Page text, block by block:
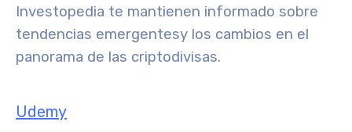
Investopedia te mantienen informado sobre
tendencias emergentesy los cambios en el
panorama de las criptodivisas.
Udemy